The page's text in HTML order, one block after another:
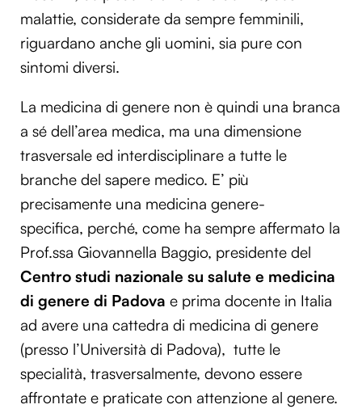
malattie, considerate da sempre femminili,
riguardano anche gli uomini, sia pure con
sintomi diversi.
La medicina di genere non è quindi una branca
a sé dell’area medica, ma una dimensione
trasversale ed interdisciplinare a tutte le
branche del sapere medico. E’ più
precisamente una medicina genere-
specifica, perché, come ha sempre affermato la
Prof.ssa Giovannella Baggio, presidente del
Centro studi nazionale su salute e medicina
di genere di Padova e prima docente in Italia
ad avere una cattedra di medicina di genere
(presso l’Università di Padova), tutte le
specialità, trasversalmente, devono essere
affrontate e praticate con attenzione al genere.